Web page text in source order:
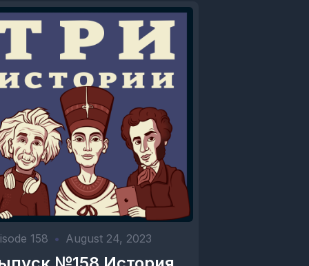
158 • August 24, 2023